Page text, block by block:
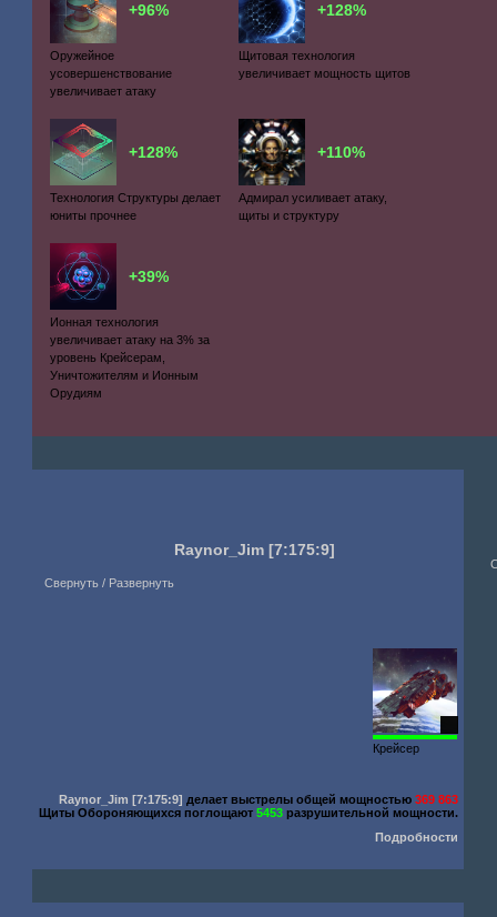
+96%
Оружейное
усовершенствование
увеличивает атаку
+128%
Щитовая технология
увеличивает мощность щитов
+128%
Технология Структуры делает
юниты прочнее
+110%
Адмирал усиливает атаку,
щиты и структуру
+39%
Ионная технология
увеличивает атаку на 3% за
уровень Крейсерам,
Уничтожителям и Ионным
Орудиям
Raynor_Jim [7:175:9]
Свернуть / Развернуть
Крейсер
Raynor_Jim [7:175:9] делает выстрелы общей мощностью369 863
Щиты Обороняющихся поглощают5453 разрушительной мощности.
Подробности